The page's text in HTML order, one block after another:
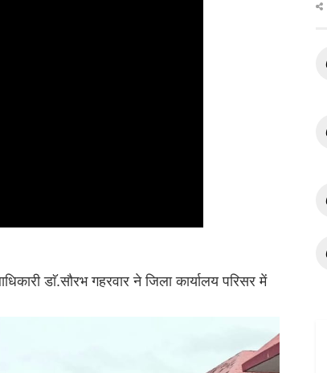
डाॅ.सौरभ गहरवार ने जिला कार्यालय परिसर में